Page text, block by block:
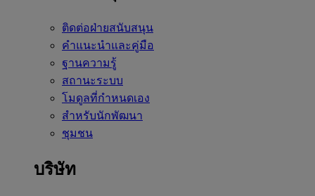
ติดต่อฝ่ายสนับสนุน
คำแนะนำและคู่มือ
ฐานความรู้
สถานะระบบ
โมดูลที่กำหนดเอง
สำหรับนักพัฒนา
ชุมชน
บริษัท